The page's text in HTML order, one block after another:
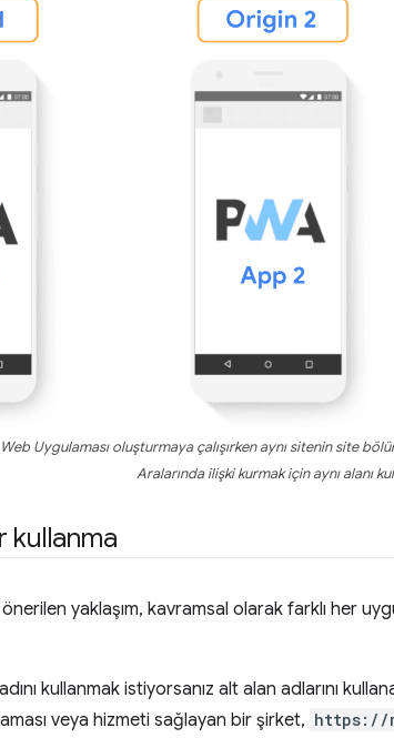
Uygulaması oluşturmaya çalışırken aynı sitenin site
Aralarında ilişki kurmak için aynı alanı
kullanma
yaklaşım, kavramsal olarak farklı her
kullanmak istiyorsanız alt alan adlarını
veya hizmeti sağlayan bir şirket, https://